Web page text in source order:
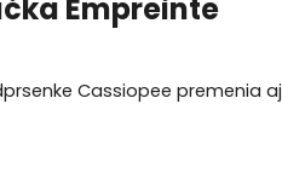
Empreinte
Cassiopee premenia aj